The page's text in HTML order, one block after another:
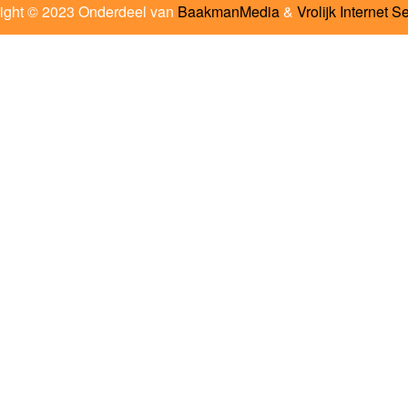
© 2023 Onderdeel van BaakmanMedia& Vrolijk Internet